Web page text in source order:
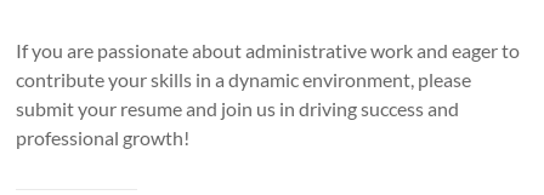
If you are passionate about administrative work and eager to
contribute your skills in a dynamic environment, please
submit your resume and join us in driving success and
professional growth!